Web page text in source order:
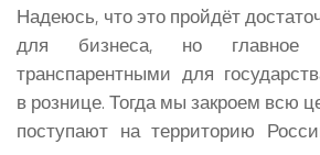
Надеюсь, что это пройдёт
для бизнеса, но
транспарентными для
в рознице. Тогда мы закроем всю
поступают на территорию